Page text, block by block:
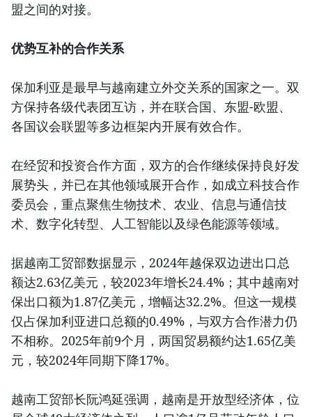
盟之间的对接。
优势互补的合作关系
保加利亚是最早与越南建立外交关系的国家之一。双
方保持各级代表团互访，并在联合国、东盟-欧盟、
各国议会联盟等多边框架内开展有效合作。
在经贸和投资合作方面，双方的合作继续保持良好发
展势头，并已在其他领域展开合作，如成立科技合作
委员会，重点聚焦生物技术、农业、信息与通信技
术、数字化转型、人工智能以及绿色能源等领域。
据越南工贸部数据显示，2024年越保双边进出口总
额达2.63亿美元，较2023年增长24.4%；其中越南对
保出口额为1.87亿美元，增幅达32.2%。但这一规模
仅占保加利亚进口总额的0.49%，与双方合作潜力仍
不相称。2025年前9个月，两国贸易额约达1.65亿美
元，较2024年同期下降17%。
越南工贸部长阮鸿延强调，越南是开放型经济体，位